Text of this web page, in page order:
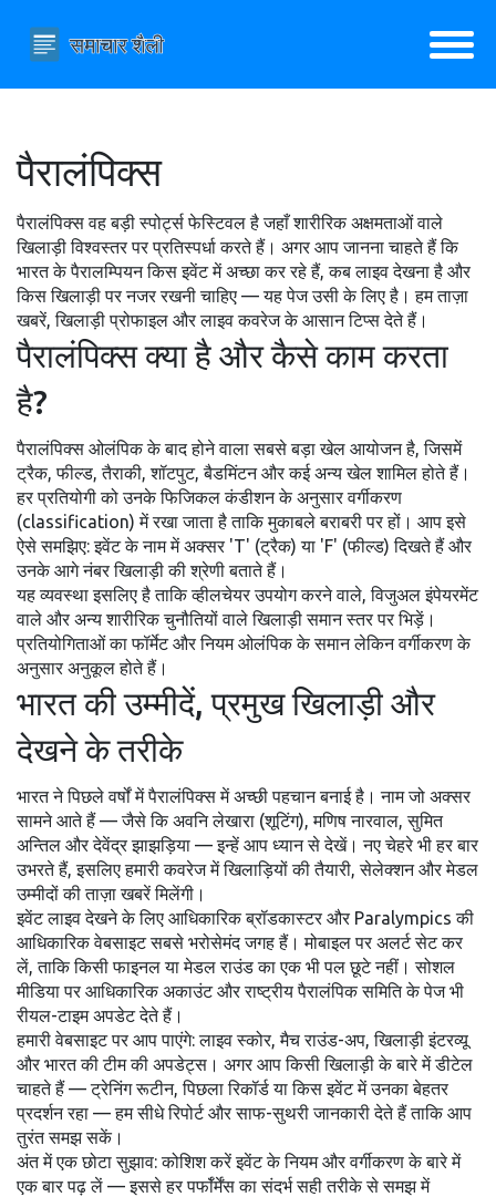
पैरालंपिक्स
पैरालंपिक्स वह बड़ी स्पोर्ट्स फेस्टिवल है जहाँ शारीरिक अक्षमताओं वाले
खिलाड़ी विश्वस्तर पर प्रतिस्पर्धा करते हैं। अगर आप जानना चाहते हैं कि
भारत के पैरालम्पियन किस इवेंट में अच्छा कर रहे हैं, कब लाइव देखना है और
किस खिलाड़ी पर नजर रखनी चाहिए — यह पेज उसी के लिए है। हम ताज़ा
खबरें, खिलाड़ी प्रोफाइल और लाइव कवरेज के आसान टिप्स देते हैं।
पैरालंपिक्स क्या है और कैसे काम करता
है?
पैरालंपिक्स ओलंपिक के बाद होने वाला सबसे बड़ा खेल आयोजन है, जिसमें
ट्रैक, फील्ड, तैराकी, शॉटपुट, बैडमिंटन और कई अन्य खेल शामिल होते हैं।
हर प्रतियोगी को उनके फिजिकल कंडीशन के अनुसार वर्गीकरण
(classification) में रखा जाता है ताकि मुकाबले बराबरी पर हों। आप इसे
ऐसे समझिए: इवेंट के नाम में अक्सर 'T' (ट्रैक) या 'F' (फील्ड) दिखते हैं और
उनके आगे नंबर खिलाड़ी की श्रेणी बताते हैं।
यह व्यवस्था इसलिए है ताकि व्हीलचेयर उपयोग करने वाले, विजुअल इंपेयरमेंट
वाले और अन्य शारीरिक चुनौतियों वाले खिलाड़ी समान स्तर पर भिड़ें।
प्रतियोगिताओं का फॉर्मेट और नियम ओलंपिक के समान लेकिन वर्गीकरण के
अनुसार अनुकूल होते हैं।
भारत की उम्मीदें, प्रमुख खिलाड़ी और
देखने के तरीके
भारत ने पिछले वर्षों में पैरालंपिक्स में अच्छी पहचान बनाई है। नाम जो अक्सर
सामने आते हैं — जैसे कि अवनि लेखारा (शूटिंग), मणिष नारवाल, सुमित
अन्तिल और देवेंद्र झाझड़िया — इन्हें आप ध्यान से देखें। नए चेहरे भी हर बार
उभरते हैं, इसलिए हमारी कवरेज में खिलाड़ियों की तैयारी, सेलेक्शन और मेडल
उम्मीदों की ताज़ा खबरें मिलेंगी।
इवेंट लाइव देखने के लिए आधिकारिक ब्रॉडकास्टर और Paralympics की
आधिकारिक वेबसाइट सबसे भरोसेमंद जगह हैं। मोबाइल पर अलर्ट सेट कर
लें, ताकि किसी फाइनल या मेडल राउंड का एक भी पल छूटे नहीं। सोशल
मीडिया पर आधिकारिक अकाउंट और राष्ट्रीय पैरालंपिक समिति के पेज भी
रीयल-टाइम अपडेट देते हैं।
हमारी वेबसाइट पर आप पाएंगे: लाइव स्कोर, मैच राउंड-अप, खिलाड़ी इंटरव्यू
और भारत की टीम की अपडेट्स। अगर आप किसी खिलाड़ी के बारे में डीटेल
चाहते हैं — ट्रेनिंग रूटीन, पिछला रिकॉर्ड या किस इवेंट में उनका बेहतर
प्रदर्शन रहा — हम सीधे रिपोर्ट और साफ-सुथरी जानकारी देते हैं ताकि आप
तुरंत समझ सकें।
अंत में एक छोटा सुझाव: कोशिश करें इवेंट के नियम और वर्गीकरण के बारे में
एक बार पढ़ लें — इससे हर पर्फॉर्मेंस का संदर्भ सही तरीके से समझ में